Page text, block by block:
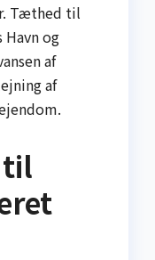
Tæthed til
Havn og
af
af
til